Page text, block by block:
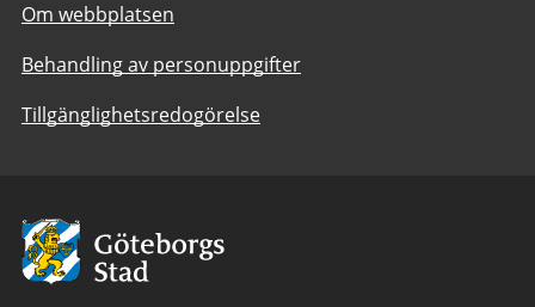
Om webbplatsen
Behandling av personuppgifter
Tillgänglighetsredogörelse
Avsändare:
Göteborgs
Stad